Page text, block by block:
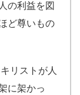
の利益を図
ど尊いもの
リストが人
に架かっ